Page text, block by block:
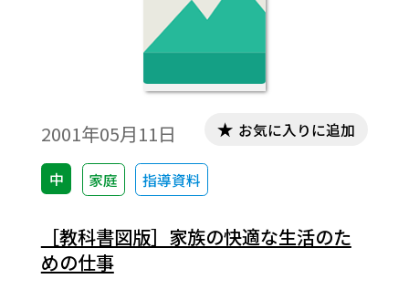
2001年05月11日
中 家庭 指導資料
お気に入りに追加
［教科書図版］家族の快適な生活のた
めの仕事